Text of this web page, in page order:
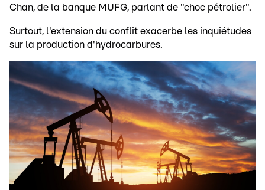
Chan, de la banque MUFG, parlant de "choc pétrolier".
Surtout, l'extension du conflit exacerbe les inquiétudes
sur la production d'hydrocarbures.